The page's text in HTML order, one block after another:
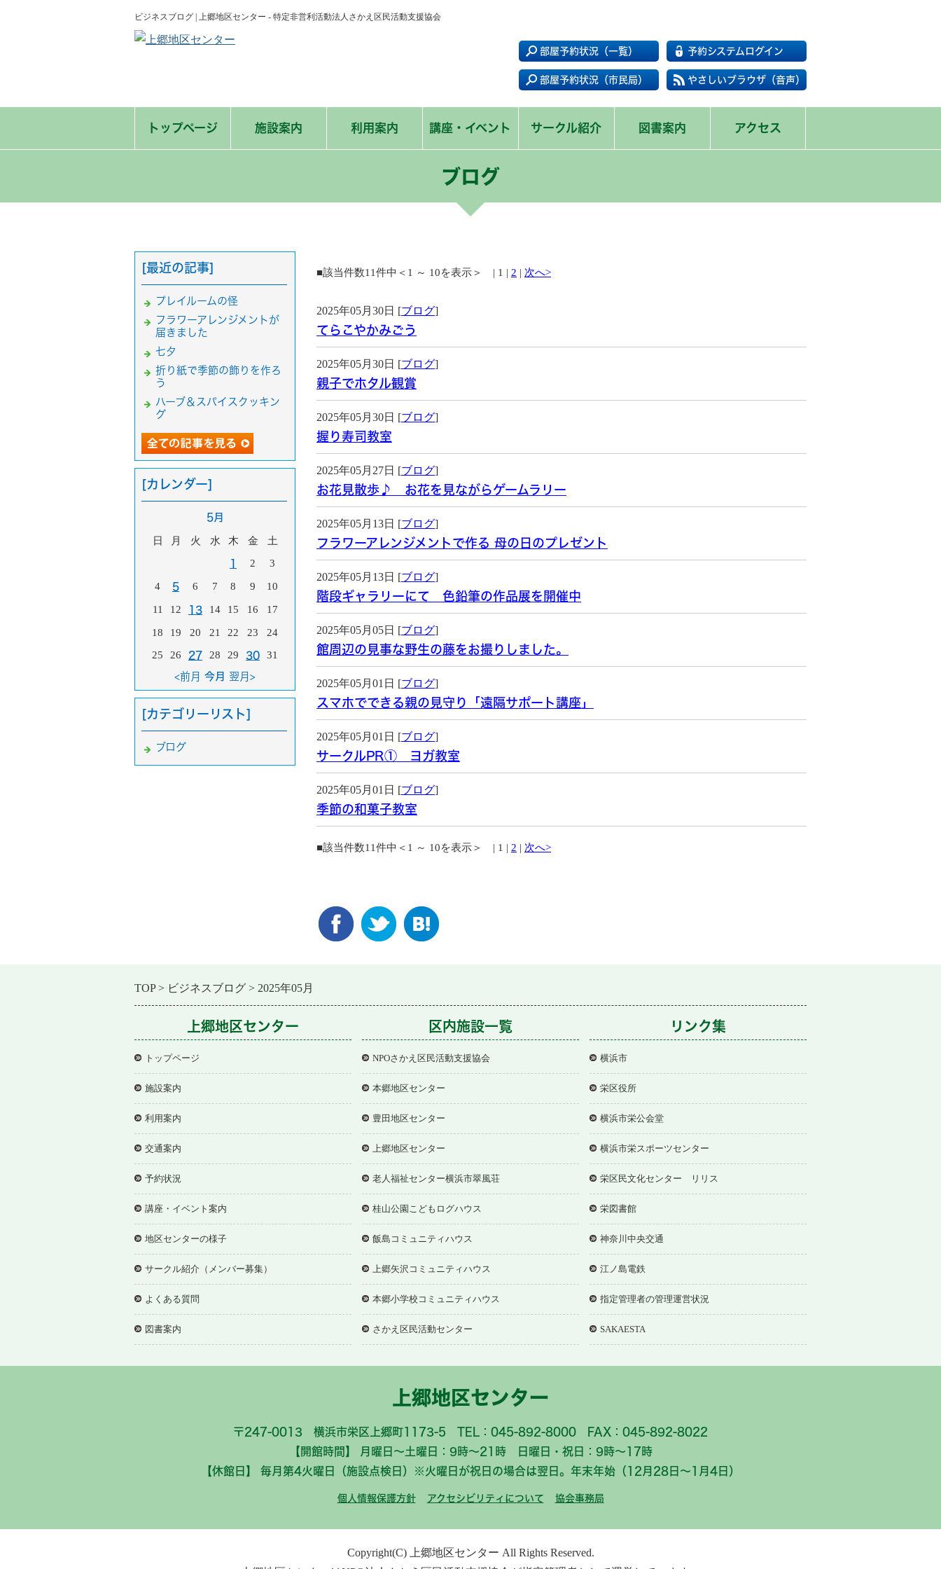
ビジネスブログ | 上郷地区センター - 特定非営利活動法人さかえ区民活動支援協会
部屋予約状況（一覧） 予約システムログイン
部屋予約状況（市民局） やさしいブラウザ（音声）
トップページ 施設案内 利用案内 講座・イベント サークル紹介 図書案内 アクセス
ブログ
■該当件数11件中＜1 ～ 10を表示＞ | 1 | 2 | 次へ>
2025年05月30日 [ブログ]
てらこやかみごう
2025年05月30日 [ブログ]
親子でホタル観賞
2025年05月30日 [ブログ]
握り寿司教室
2025年05月27日 [ブログ]
お花見散歩♪ お花を見ながらゲームラリー
2025年05月13日 [ブログ]
フラワーアレンジメントで作る 母の日のプレゼント
2025年05月13日 [ブログ]
階段ギャラリーにて 色鉛筆の作品展を開催中
2025年05月05日 [ブログ]
館周辺の見事な野生の藤をお撮りしました。
2025年05月01日 [ブログ]
スマホでできる親の見守り「遠隔サポート講座」
2025年05月01日 [ブログ]
サークルPR① ヨガ教室
2025年05月01日 [ブログ]
季節の和菓子教室
■該当件数11件中＜1 ～ 10を表示＞ | 1 | 2 | 次へ>
[最近の記事]
プレイルームの怪
フラワーアレンジメントが
届きました
七夕
折り紙で季節の飾りを作ろ
う
ハーブ＆スパイスクッキン
グ
[カレンダー]
5月
日 月 火 水 木 金 土
1 2 3
4 5 6 7 8 9 10
11 12 13 14 15 16 17
18 19 20 21 22 23
24
25
26 27 28 29 30 31
<前月 今月 翌月>
[カテゴリーリスト]
ブログ
TOP ビジネスブログ 2025年05月
上郷地区センター
トップページ
施設案内
利用案内
交通案内
予約状況
講座・イベント案内
地区センターの様子
サークル紹介（メンバー募集）
よくある質問
図書案内
区内施設一覧
NPOさかえ区民活動支援協会
本郷地区センター
豊田地区センター
上郷地区センター
老人福祉センター横浜市翠風荘
桂山公園こどもログハウス
飯島コミュニティハウス
上郷矢沢コミュニティハウス
本郷小学校コミュニティハウス
さかえ区民活動センター
リンク集
横浜市
栄区役所
横浜市栄公会堂
横浜市栄スポーツセンター
栄区民文化センター リリス
栄図書館
神奈川中央交通
江ノ島電鉄
指定管理者の管理運営状況
SAKAESTA
上郷地区センター
〒247-0013 横浜市栄区上郷町1173-5 TEL：045-892-8000 FAX：045-892-8022
【開館時間】 月曜日～土曜日：9時～21時 日曜日・祝日：9時～17時
【休館日】 毎月第4火曜日（施設点検日）※火曜日が祝日の場合は翌日。年末年始（12月28日～1月4日）
個人情報保護方針 アクセシビリティについて 協会事務局
Copyright(C) 上郷地区センター All Rights Reserved.